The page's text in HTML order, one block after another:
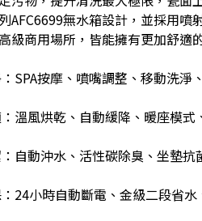
AFC6699無水箱設計，並採用
級商用場所，皆能擁有更加舒適
SPA按摩、噴嘴調整、移動洗淨
溫風烘乾、自動緩降、暖座模式
自動沖水、活性碳除臭、坐墊抗
24小時自動斷電、金級二段省水